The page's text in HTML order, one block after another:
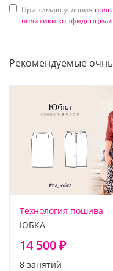
Принимаю условия
политики
Рекомендуемые
Технология пошива
ЮБКА
14 500 ₽
8 занятий